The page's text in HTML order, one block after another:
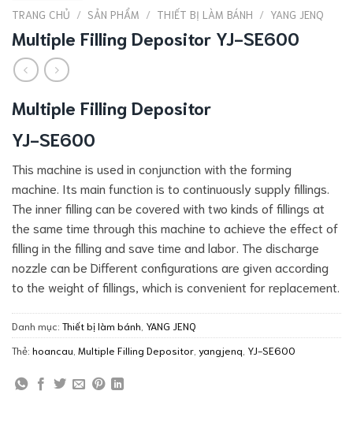
TRANG CHỦ / SẢN PHẨM / THIẾT BỊ LÀM BÁNH / YANG JENQ
Multiple Filling Depositor YJ-SE600
Multiple Filling Depositor
YJ-SE600
This machine is used in conjunction with the forming
machine. Its main function is to continuously supply fillings.
The inner filling can be covered with two kinds of fillings at
the same time through this machine to achieve the effect of
filling in the filling and save time and labor. The discharge
nozzle can be Different configurations are given according
to the weight of fillings, which is convenient for replacement.
Danh mục: Thiết bị làm bánh YANG JENQ
Thẻ: hoancau Multiple Filling Depositor yangjenq YJ-SE600